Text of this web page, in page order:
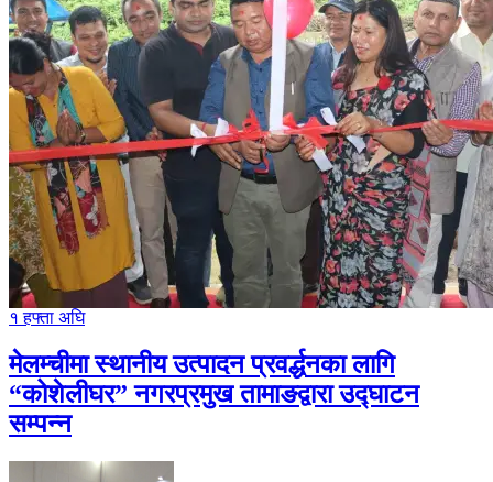
१ हफ्ता अघि
मेलम्चीमा स्थानीय उत्पादन प्रवर्द्धनका लागि
“कोशेलीघर” नगरप्रमुख तामाङद्वारा उद्घाटन
सम्पन्न